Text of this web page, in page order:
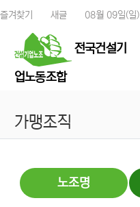
상단 네비
즐겨찾기 새글 08월 09일(일)
전국건설기
업노동조합
가맹조직
노조명